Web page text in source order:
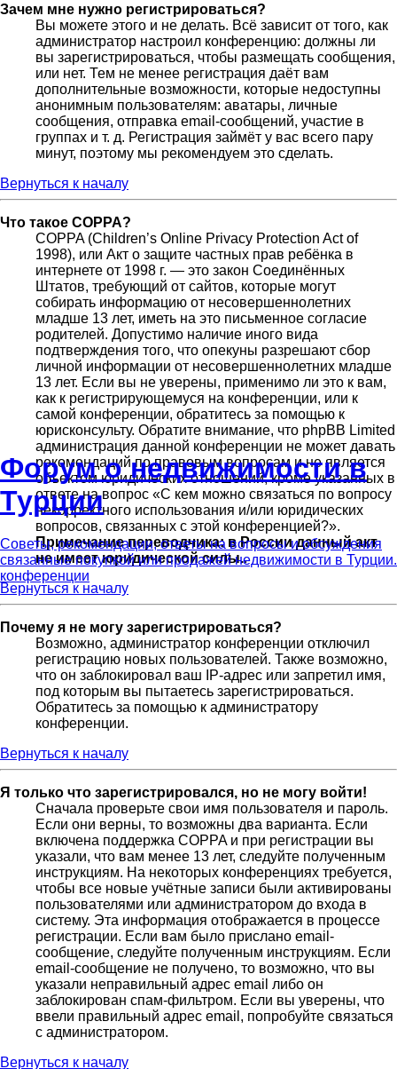
Форум о недвижимости в
Турции
Советы, рекомендации, ответы на вопросы и обсуждения
связанные покупкой или продажей недвижимости в Турции.
конференции
Зачем мне нужно регистрироваться?
Вы можете этого и не делать. Всё зависит от того, как
администратор настроил конференцию: должны ли
вы зарегистрироваться, чтобы размещать сообщения,
или нет. Тем не менее регистрация даёт вам
дополнительные возможности, которые недоступны
анонимным пользователям: аватары, личные
сообщения, отправка email-сообщений, участие в
группах и т. д. Регистрация займёт у вас всего пару
минут, поэтому мы рекомендуем это сделать.
Вернуться к началу
Что такое COPPA?
COPPA (Children’s Online Privacy Protection Act of
1998), или Акт о защите частных прав ребёнка в
интернете от 1998 г. — это закон Соединённых
Штатов, требующий от сайтов, которые могут
собирать информацию от несовершеннолетних
младше 13 лет, иметь на это письменное согласие
родителей. Допустимо наличие иного вида
подтверждения того, что опекуны разрешают сбор
личной информации от несовершеннолетних младше
13 лет. Если вы не уверены, применимо ли это к вам,
как к регистрирующемуся на конференции, или к
самой конференции, обратитесь за помощью к
юрисконсульту. Обратите внимание, что phpBB Limited
администрация данной конференции не может давать
рекомендаций по правовым вопросам и не является
объектом юридических отношений, кроме указанных в
ответе на вопрос «С кем можно связаться по вопросу
некорректного использования и/или юридических
вопросов, связанных с этой конференцией?».
Примечание переводчика: в России данный акт
не имеет юридической силы..
Вернуться к началу
Почему я не могу зарегистрироваться?
Возможно, администратор конференции отключил
регистрацию новых пользователей. Также возможно,
что он заблокировал ваш IP-адрес или запретил имя,
под которым вы пытаетесь зарегистрироваться.
Обратитесь за помощью к администратору
конференции.
Вернуться к началу
Я только что зарегистрировался, но не могу войти!
Сначала проверьте свои имя пользователя и пароль.
Если они верны, то возможны два варианта. Если
включена поддержка COPPA и при регистрации вы
указали, что вам менее 13 лет, следуйте полученным
инструкциям. На некоторых конференциях требуется,
чтобы все новые учётные записи были активированы
пользователями или администратором до входа в
систему. Эта информация отображается в процессе
регистрации. Если вам было прислано email-
сообщение, следуйте полученным инструкциям. Если
email-сообщение не получено, то возможно, что вы
указали неправильный адрес email либо он
заблокирован спам-фильтром. Если вы уверены, что
ввели правильный адрес email, попробуйте связаться
с администратором.
Вернуться к началу